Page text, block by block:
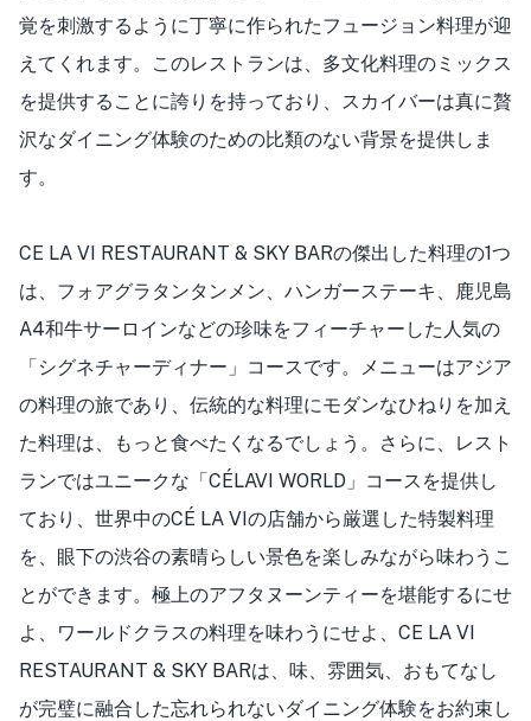
覚を刺激するように丁寧に作られたフュージョン料理が迎
えてくれます。このレストランは、多文化料理のミックス
を提供することに誇りを持っており、スカイバーは真に贅
沢なダイニング体験のための比類のない背景を提供しま
す。
CE LA VI RESTAURANT & SKY BARの傑出した料理の1つ
は、フォアグラタンタンメン、ハンガーステーキ、鹿児島
A4和牛サーロインなどの珍味をフィーチャーした人気の
「シグネチャーディナー」コースです。メニューはアジア
の料理の旅であり、伝統的な料理にモダンなひねりを加え
た料理は、もっと食べたくなるでしょう。さらに、レスト
ランではユニークな「CÉLAVI WORLD」コースを提供し
ており、世界中のCÉ LA VIの店舗から厳選した特製料理
を、眼下の渋谷の素晴らしい景色を楽しみながら味わうこ
とができます。極上のアフタヌーンティーを堪能するにせ
よ、ワールドクラスの料理を味わうにせよ、CE LA VI
RESTAURANT & SKY BARは、味、雰囲気、おもてなし
が完璧に融合した忘れられないダイニング体験をお約束し